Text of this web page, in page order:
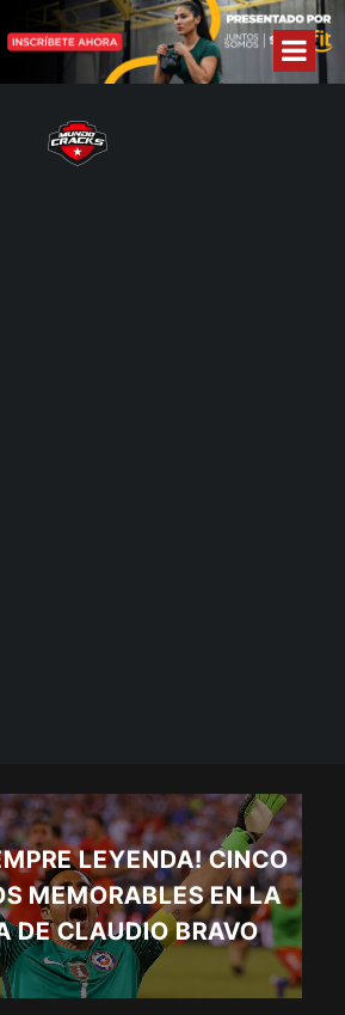
LEYENDA! CINCO
MEMORABLES EN LA
DE CLAUDIO BRAVO